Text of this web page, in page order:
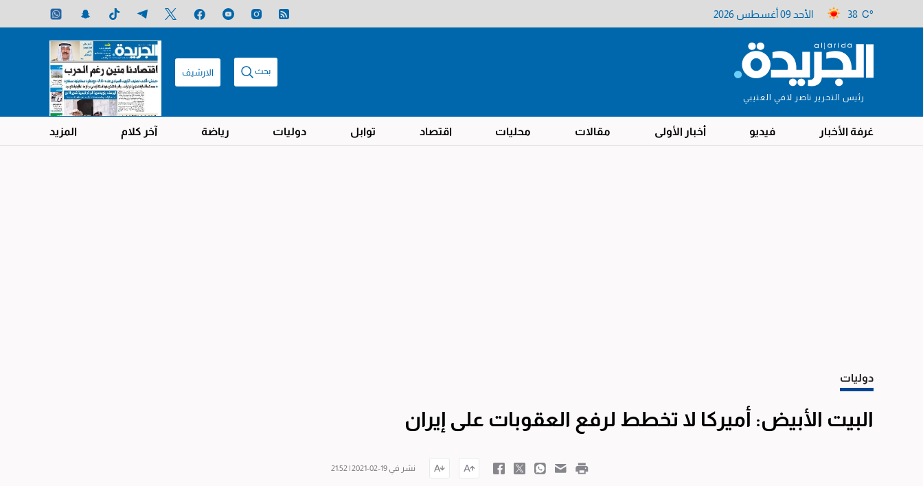
38 C° الأحد 09 أغسطس 2026
رئيس التحرير ناصر لافي العتيبي
بحث الارشيف
غرفة الأخبار فيديو أخبار الأولى مقالات محليات اقتصاد توابل دوليات رياضة آخر كلام المزيد
دوليات
البيت الأبيض: أميركا لا تخطط لرفع العقوبات على إيران
نشر في 19-02-2021 | 21:52